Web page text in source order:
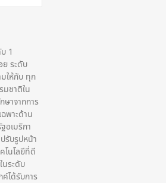
1
ย ระดับ
ให้กับ ทุก
มชาติใน
ษาจากการ
พาะด้าน
อเมริกา
รับรูปหน้า
โนโลยีที่ดี
ระดับ
ค์ได้รับการ